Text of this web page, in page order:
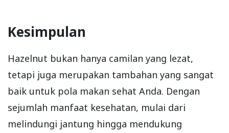
Kesimpulan
Hazelnut bukan hanya camilan yang lezat,
tetapi juga merupakan tambahan yang sangat
baik untuk pola makan sehat Anda. Dengan
sejumlah manfaat kesehatan, mulai dari
melindungi jantung hingga mendukung